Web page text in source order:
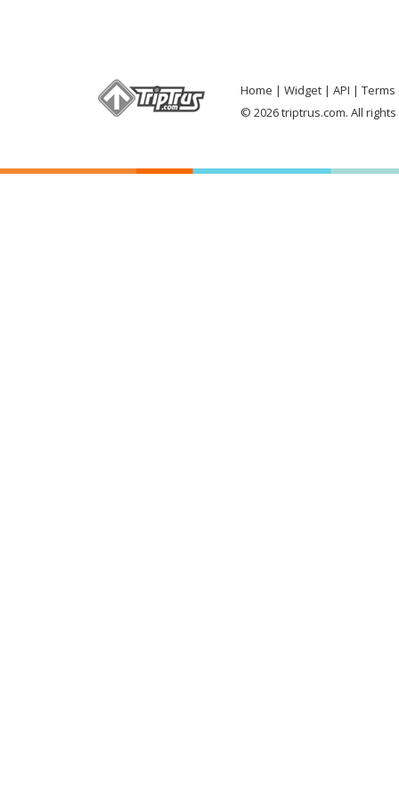
Home Widget API
Terms
© 2026 triptrus.com. All